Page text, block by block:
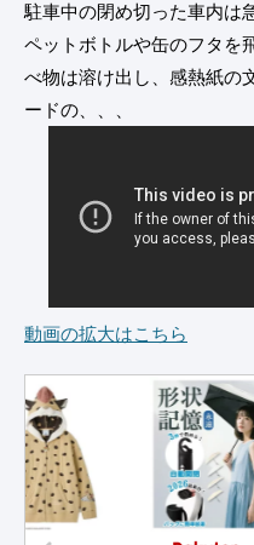
駐車中の閉め切った車内は
ペットボトルや缶のフタを
べ物は溶け出し、感熱紙の
ードの、、、
動画の拡大はこちら